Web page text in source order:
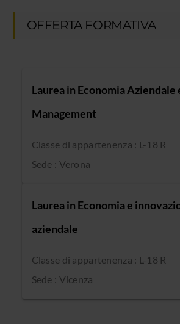
OFFERTA FORMATIVA
Laurea in Economia Aziendale
Management
Classe di appartenenza : L-18 R
Sede : Verona
Laurea in Economia e
aziendale
Classe di appartenenza : L-18 R
Sede : Vicenza